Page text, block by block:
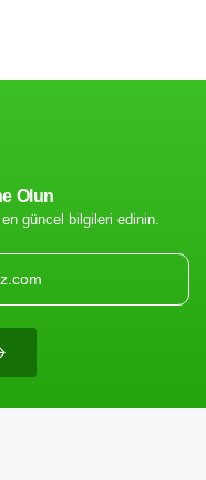
Olun
güncel bilgileri edinin.